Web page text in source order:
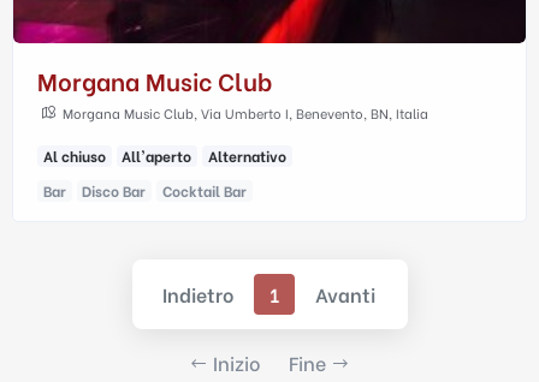
Morgana Music Club
Morgana Music Club, Via Umberto I, Benevento, BN, Italia
Al chiuso All'aperto
Alternativo
Bar
Disco Bar Cocktail Bar
Indietro 1 Avanti
Inizio Fine